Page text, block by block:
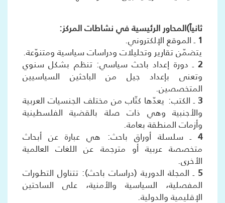
ثانياً)المحاور الرئيسية في نشاطات المركز:
1 ـ الموقع الإلكتروني.
يتضمّن تقارير وتحليلات ودراسات سياسية ومتنوّعة.
2 ـ دورة إعداد باحث سياسي: تنظم بشكل سنوي
وتعنى بإعداد جيل من الباحثين السياسيين
المتخصصين.
3 ـ الكتب: يعدّها كتّاب من مختلف الجنسيات العربية
والأجنبية وهي ذات صلة بالقضية الفلسطينية
وأزمات المنطقة بعامة.
4 ـ سلسلة أوراق باحث: هي عبارة عن أبحاث
متخصصة عربية أو مترجمة عن اللغات العالمية
الأخرى.
5 ـ المجلة الدورية (دراسات باحث): تتناول التطورات
المفصلية، السياسية والأمنية، على الساحتين
الإقليمية والدولية.